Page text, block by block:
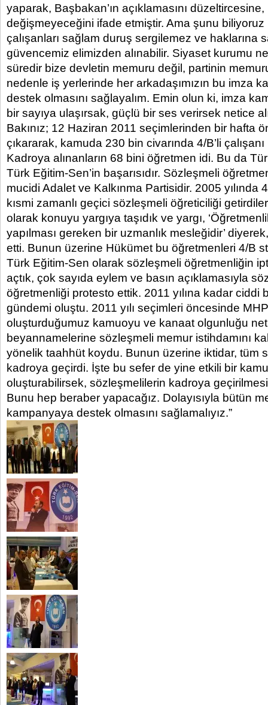
yaparak, Başbakan’ın açıklamasını
değişmeyeceğini ifade etmiştir. Ama şunu biliyoruz
çalışanları sağlam duruş sergilemez ve haklarına
güvencemiz elimizden alınabilir. Siyaset kurumu
süredir bize devletin memuru değil, partinin
nedenle iş yerlerinde her arkadaşımızın bu imza
destek olmasını sağlayalım. Emin olun ki, imza
bir sayıya ulaşırsak, güçlü bir ses verirsek netice
Bakınız; 12 Haziran 2011 seçimlerinden bir hafta
çıkararak, kamuda 230 bin civarında 4/B’li
Kadroya alınanların 68 bini öğretmen idi. Bu da
Türk Eğitim-Sen’in başarısıdır. Sözleşmeli
mucidi Adalet ve Kalkınma Partisidir. 2005 yılında
kısmi zamanlı geçici sözleşmeli öğreticiliği
olarak konuyu yargıya taşıdık ve yargı,
yapılması gereken bir uzmanlık mesleğidir’
etti. Bunun üzerine Hükümet bu öğretmenleri 4/B
Türk Eğitim-Sen olarak sözleşmeli öğretmenliğin
açtık, çok sayıda eylem ve basın açıklamasıyla
öğretmenliği protesto ettik. 2011 yılına kadar ciddi
gündemi oluştu. 2011 yılı seçimleri öncesinde
oluşturduğumuz kamuoyu ve kanaat olgunluğu
beyannamelerine sözleşmeli memur istihdamını
yönelik taahhüt koydu. Bunun üzerine iktidar, tüm
kadroya geçirdi. İşte bu sefer de yine etkili bir
oluşturabilirsek, sözleşmelilerin kadroya
Bunu hep beraber yapacağız. Dolayısıyla bütün
kampanyaya destek olmasını sağlamalıyız.”